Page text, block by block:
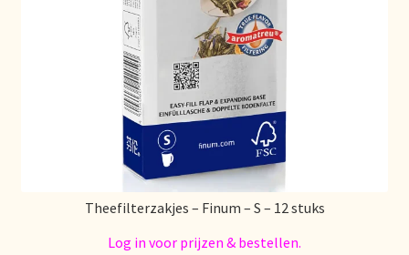
Theefilterzakjes – Finum – S – 12 stuks
Log in voor prijzen & bestellen.